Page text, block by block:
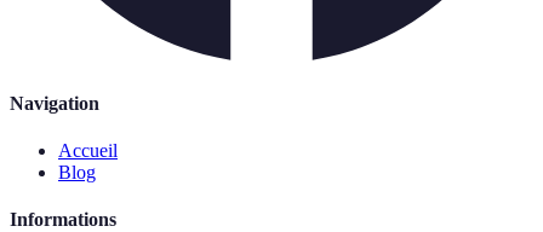
Navigation
Accueil
Blog
Informations